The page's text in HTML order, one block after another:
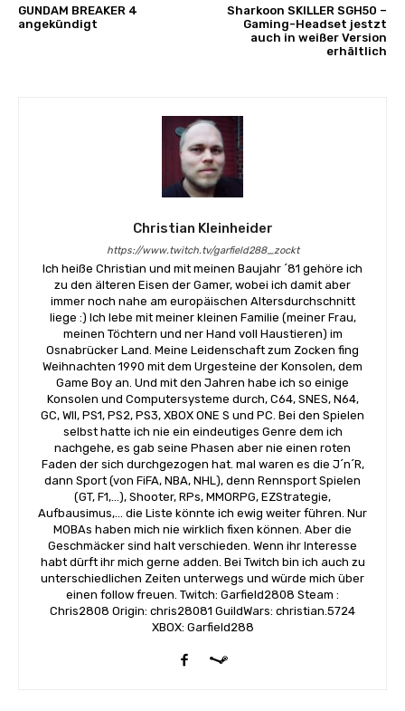
GUNDAM BREAKER 4
angekündigt
Sharkoon SKILLER SGH50 –
Gaming-Headset jestzt
auch in weißer Version
erhältlich
Christian Kleinheider
https://www.twitch.tv/garfield288_zockt
Ich heiße Christian und mit meinen Baujahr ´81 gehöre ich
zu den älteren Eisen der Gamer, wobei ich damit aber
immer noch nahe am europäischen Altersdurchschnitt
liege :) Ich lebe mit meiner kleinen Familie (meiner Frau,
meinen Töchtern und ner Hand voll Haustieren) im
Osnabrücker Land. Meine Leidenschaft zum Zocken fing
Weihnachten 1990 mit dem Urgesteine der Konsolen, dem
Game Boy an. Und mit den Jahren habe ich so einige
Konsolen und Computersysteme durch, C64, SNES, N64,
GC, WII, PS1, PS2, PS3, XBOX ONE S und PC. Bei den Spielen
selbst hatte ich nie ein eindeutiges Genre dem ich
nachgehe, es gab seine Phasen aber nie einen roten
Faden der sich durchgezogen hat. mal waren es die J´n´R,
dann Sport (von FiFA, NBA, NHL), denn Rennsport Spielen
(GT, F1,...), Shooter, RPs, MMORPG, EZStrategie,
Aufbausimus,... die Liste könnte ich ewig weiter führen. Nur
MOBAs haben mich nie wirklich fixen können. Aber die
Geschmäcker sind halt verschieden. Wenn ihr Interesse
habt dürft ihr mich gerne adden. Bei Twitch bin ich auch zu
unterschiedlichen Zeiten unterwegs und würde mich über
einen follow freuen. Twitch: Garfield2808 Steam :
Chris2808 Origin: chris28081 GuildWars: christian.5724
XBOX: Garfield288